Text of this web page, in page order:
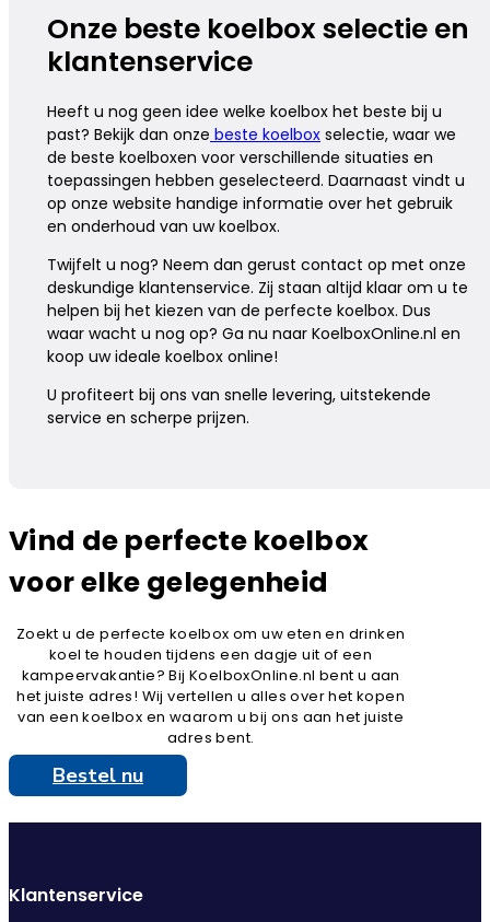
Onze beste koelbox selectie en
klantenservice
Heeft u nog geen idee welke koelbox het beste bij u
past? Bekijk dan onze beste koelbox selectie, waar we
de beste koelboxen voor verschillende situaties en
toepassingen hebben geselecteerd. Daarnaast vindt u
op onze website handige informatie over het gebruik
en onderhoud van uw koelbox.
Twijfelt u nog? Neem dan gerust contact op met onze
deskundige klantenservice. Zij staan altijd klaar om u te
helpen bij het kiezen van de perfecte koelbox. Dus
waar wacht u nog op? Ga nu naar KoelboxOnline.nl en
koop uw ideale koelbox online!
U profiteert bij ons van snelle levering, uitstekende
service en scherpe prijzen.
Vind de perfecte koelbox
voor elke gelegenheid
Zoekt u de perfecte koelbox om uw eten en drinken
koel te houden tijdens een dagje uit of een
kampeervakantie? Bij KoelboxOnline.nl bent u aan
het juiste adres! Wij vertellen u alles over het kopen
van een koelbox en waarom u bij ons aan het juiste
adres bent.
Bestel nu
Klantenservice